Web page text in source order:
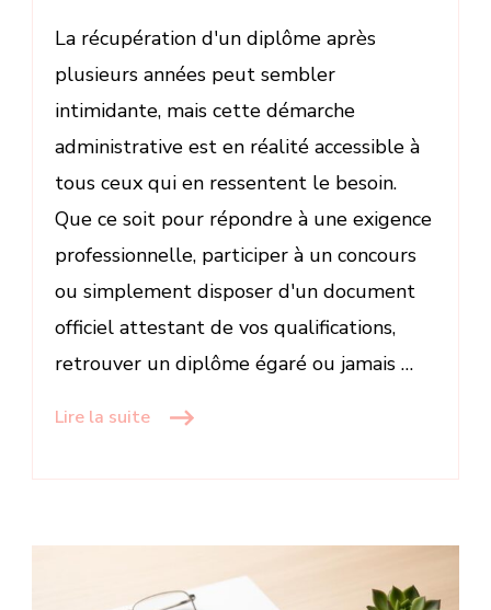
La récupération d'un diplôme après
plusieurs années peut sembler
intimidante, mais cette démarche
administrative est en réalité accessible à
tous ceux qui en ressentent le besoin.
Que ce soit pour répondre à une exigence
professionnelle, participer à un concours
ou simplement disposer d'un document
officiel attestant de vos qualifications,
retrouver un diplôme égaré ou jamais …
Lire la suite